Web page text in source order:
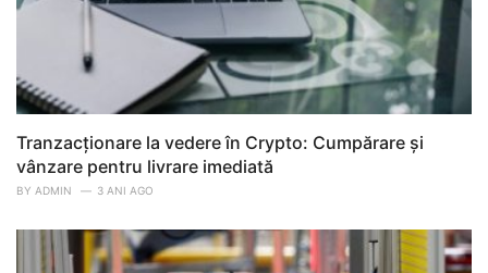
Tranzacționare la vedere în Crypto: Cumpărare și
vânzare pentru livrare imediată
BY ADMIN 3 ANI AGO